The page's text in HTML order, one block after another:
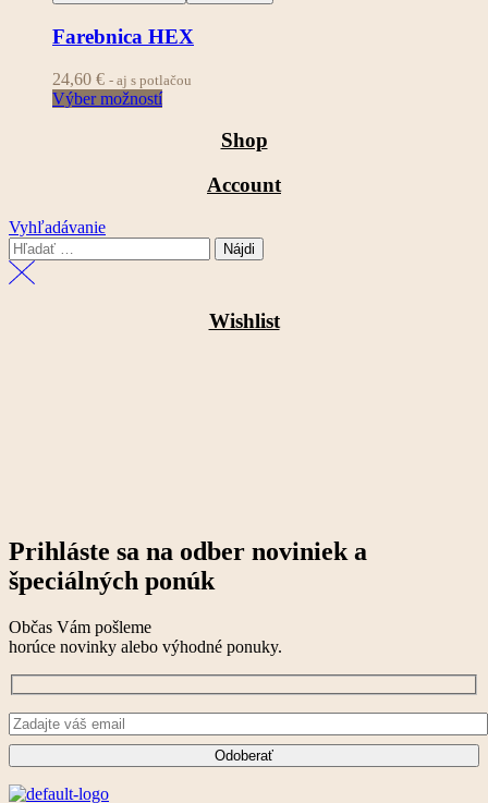
Farebnica HEX
24,60 € - aj s potlačou
Výber možností
Shop
Account
Vyhľadávanie
Hľadať:
Wishlist
Prihláste sa na odber noviniek a
špeciálných ponúk
Občas Vám pošleme
horúce novinky alebo výhodné ponuky.